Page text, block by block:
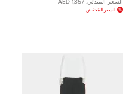
السعر المبدئي: 1,857 AED
السعر المُخفض